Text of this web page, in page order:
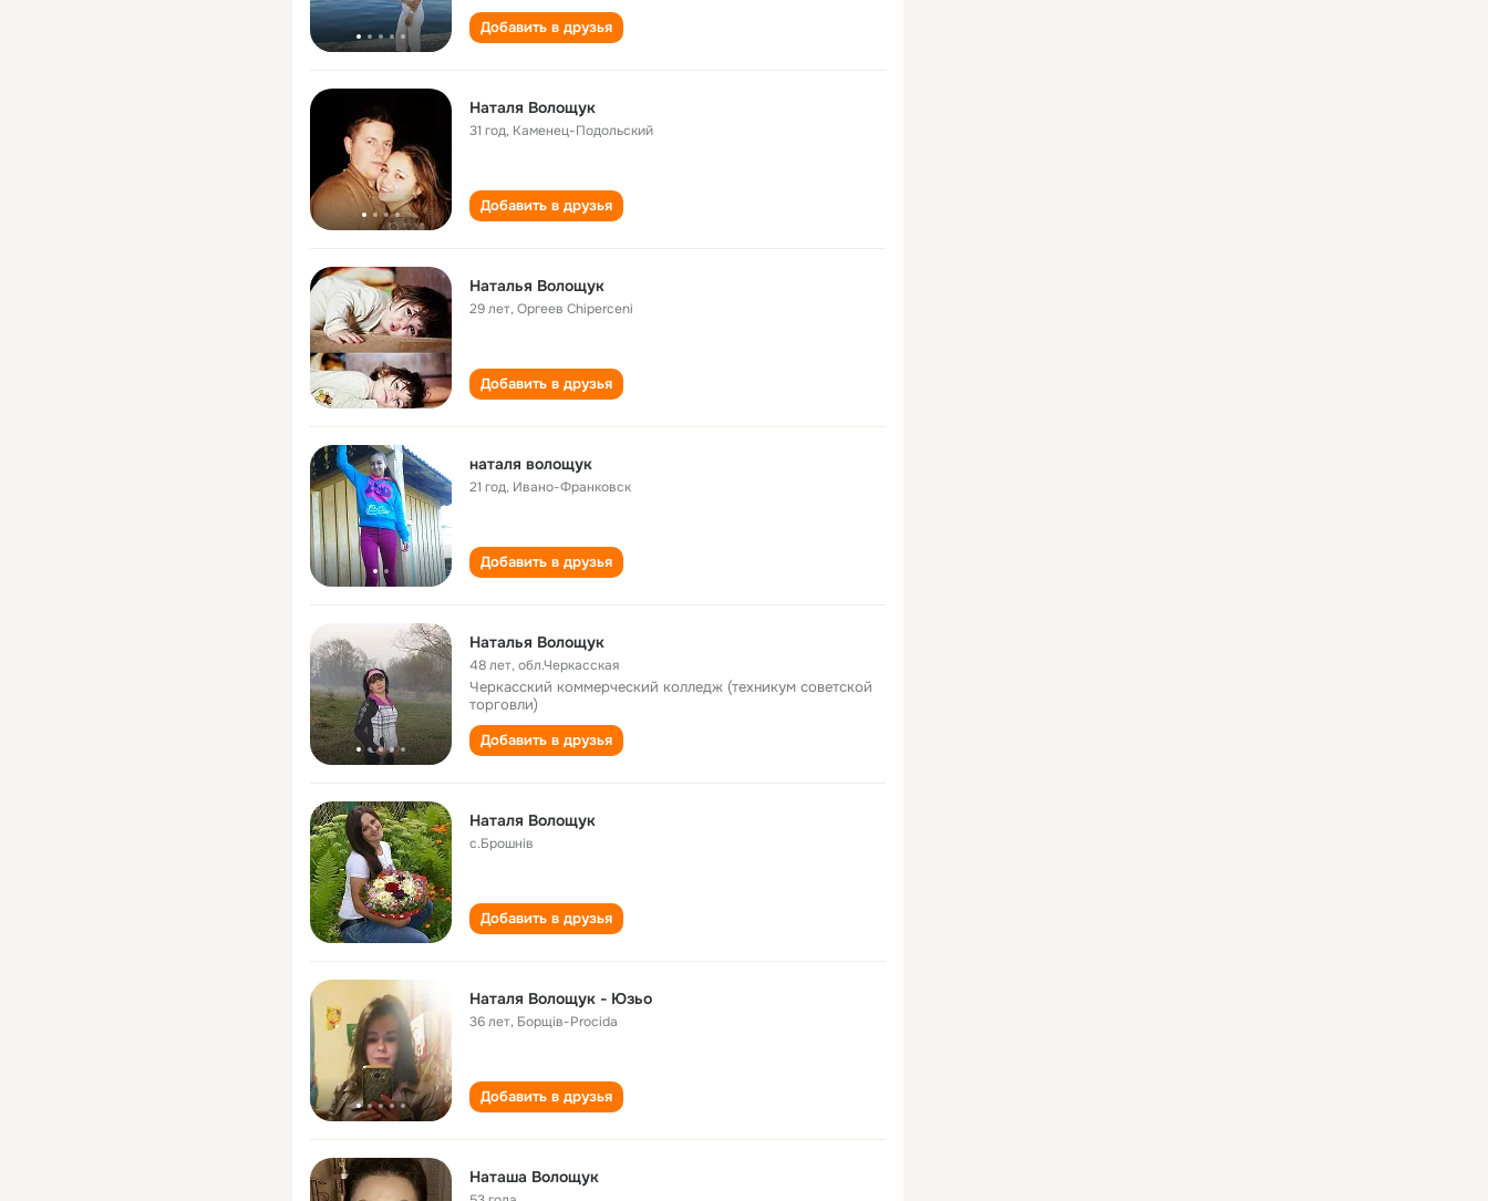
Добавить в друзья
Наталя Волощук
31 год, Каменец-Подольский
Добавить в друзья
Наталья Волощук
29 лет,Оргеев Chiperceni
Добавить в друзья
наталя волощук
21 год, Ивано-Франковск
Добавить в друзья
Наталья Волощук
48 лет,обл.Черкасская
Черкасский коммерческий колледж (техникум советской
торговли)
Добавить в друзья
Наталя Волощук
с.Брошнів
Добавить в друзья
Наталя Волощук - Юзьо
36 лет, Борщів-Procida
Добавить в друзья
Наташа Волощук